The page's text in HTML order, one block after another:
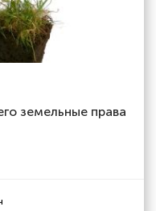
земельные права